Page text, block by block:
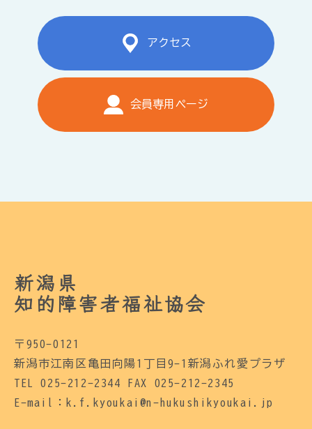
アクセス
会員専用ページ
新潟県
知的障害者福祉協会
〒950-0121
新潟市江南区亀田向陽1丁目9-1新潟ふれ愛プラザ
TEL 025-212-2344 FAX 025-212-2345
E-mail：k.f.kyoukai@n-hukushikyoukai.jp